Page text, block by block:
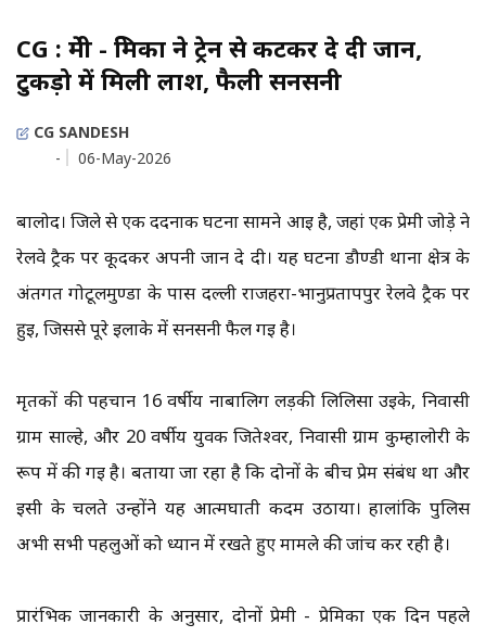
CG : प्रेमी - प्रेमिका ने ट्रेन से कटकर दे दी जान,
टुकड़ो में मिली लाश, फैली सनसनी
CG SANDESH
-
06-May-2026
बालोद। जिले से एक दर्दनाक घटना सामने आई है, जहां एक प्रेमी जोड़े ने
रेलवे ट्रैक पर कूदकर अपनी जान दे दी। यह घटना डौण्डी थाना क्षेत्र के
अंतर्गत गोटूलमुण्डा के पास दल्ली राजहरा-भानुप्रतापपुर रेलवे ट्रैक पर
हुई, जिससे पूरे इलाके में सनसनी फैल गई है।
मृतकों की पहचान 16 वर्षीय नाबालिग लड़की लिलिसा उइके, निवासी
ग्राम साल्हे, और 20 वर्षीय युवक जितेश्वर, निवासी ग्राम कुम्हालोरी के
रूप में की गई है। बताया जा रहा है कि दोनों के बीच प्रेम संबंध था और
इसी के चलते उन्होंने यह आत्मघाती कदम उठाया। हालांकि पुलिस
अभी सभी पहलुओं को ध्यान में रखते हुए मामले की जांच कर रही है।
प्रारंभिक जानकारी के अनुसार, दोनों प्रेमी - प्रेमिका एक दिन पहले